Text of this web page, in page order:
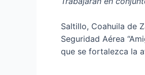
Saltillo, Coahuila de
Seguridad Aérea
que se fortalezca la